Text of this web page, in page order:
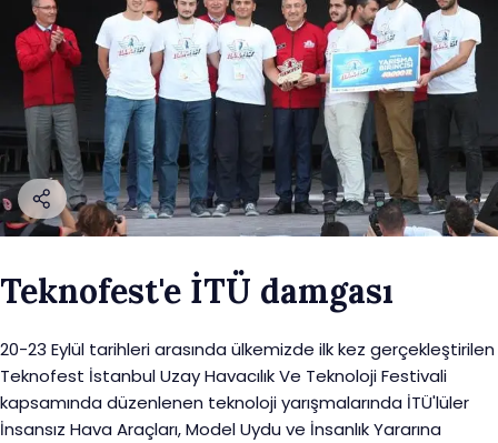
Teknofest'e İTÜ damgası
20-23 Eylül tarihleri arasında ülkemizde ilk kez gerçekleştirilen
Teknofest İstanbul Uzay Havacılık Ve Teknoloji Festivali
kapsamında düzenlenen teknoloji yarışmalarında İTÜ'lüler
İnsansız Hava Araçları, Model Uydu ve İnsanlık Yararına